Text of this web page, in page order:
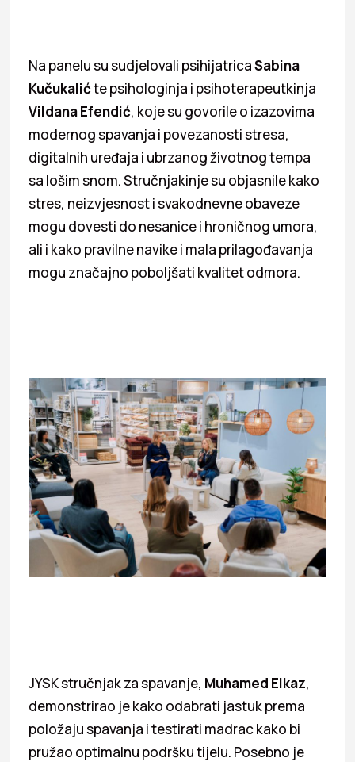
Na panelu su sudjelovali psihijatricaSabina
Kučukalićte psihologinja i psihoterapeutkinja
Vildana Efendić, koje su govorile o izazovima
modernog spavanja i povezanosti stresa,
digitalnih uređaja i ubrzanog životnog tempa
sa lošim snom. Stručnjakinje su objasnile kako
stres, neizvjesnost i svakodnevne obaveze
mogu dovesti do nesanice i hroničnog umora,
ali i kako pravilne navike i mala prilagođavanja
mogu značajno poboljšati kvalitet odmora.
JYSK stručnjak za spavanje, Muhamed Elkaz,
demonstrirao je kako odabrati jastuk prema
položaju spavanja i testirati madrac kako bi
pružao optimalnu podršku tijelu. Posebno je